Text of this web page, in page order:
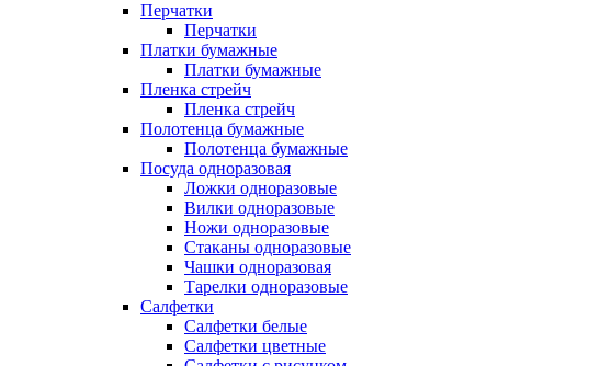
Перчатки
Перчатки
Платки бумажные
Платки бумажные
Пленка стрейч
Пленка стрейч
Полотенца бумажные
Полотенца бумажные
Посуда одноразовая
Ложки одноразовые
Вилки одноразовые
Ножи одноразовые
Стаканы одноразовые
Чашки одноразовая
Тарелки одноразовые
Салфетки
Салфетки белые
Салфетки цветные